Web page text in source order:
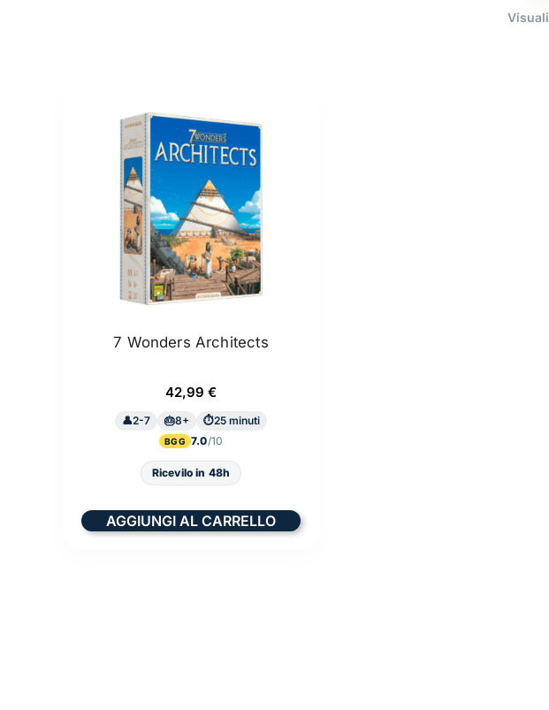
7 Wonders Architects
42,99 €
2-7 8+ 25 minuti
BGG 7.0
Ricevilo in 48h
AGGIUNGI AL CARRELLO